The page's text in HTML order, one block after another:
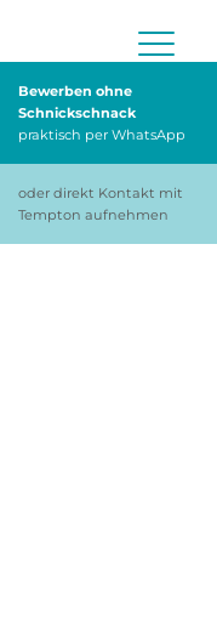
Bewerben ohne
Schnickschnack
praktisch per WhatsApp
oder direkt Kontakt mit
Tempton aufnehmen